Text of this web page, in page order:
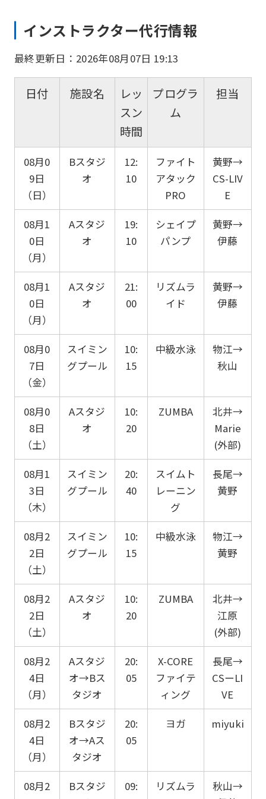
インストラクター代行情報
最終更新日：2026年08月07日 19:13
日付 施設名
レッ
スン
時間
プログラ
ム
担当
08月0
9日
（日）
Bスタジ
オ
12:
10
ファイト
アタック
PRO
黄野→
CS-LIV
E
08月1
0日
（月）
Aスタジ
オ
19:
10
シェイプ
パンプ
黄野→
伊藤
08月1
0日
（月）
Aスタジ
オ
21:
00
リズムラ
イド
黄野→
伊藤
08月0
7日
（金）
スイミン
グプール
10:
15
中級水泳
物江→
秋山
08月0
8日
（土）
Aスタジ
オ
10:
20
ZUMBA
北井→
Marie
(外部)
08月1
3日
（木）
スイミン
グプール
20:
40
スイムト
レーニン
グ
長尾→
黄野
08月2
2日
（土）
スイミン
グプール
10:
15
中級水泳
物江→
黄野
08月2
2日
（土）
Aスタジ
オ
10:
20
ZUMBA
北井→
江原
(外部)
08月2
4日
（月）
Aスタジ
オ→Bス
タジオ
20:
05
X-CORE
ファイテ
ィング
長尾→
CSーLI
VE
08月2
4日
（月）
Bスタジ
オ→Aス
タジオ
20:
05
ヨガ miyuki
08月2
Bスタジ
09:
リズムラ
秋山→